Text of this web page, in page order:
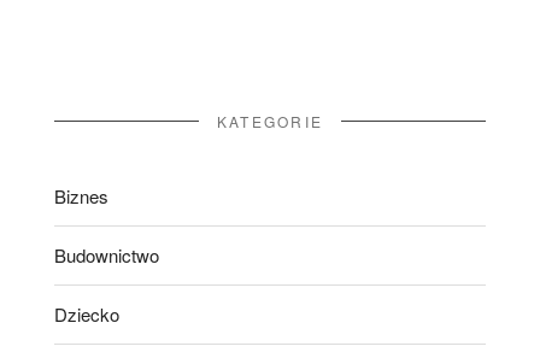
KATEGORIE
Biznes
Budownictwo
Dziecko